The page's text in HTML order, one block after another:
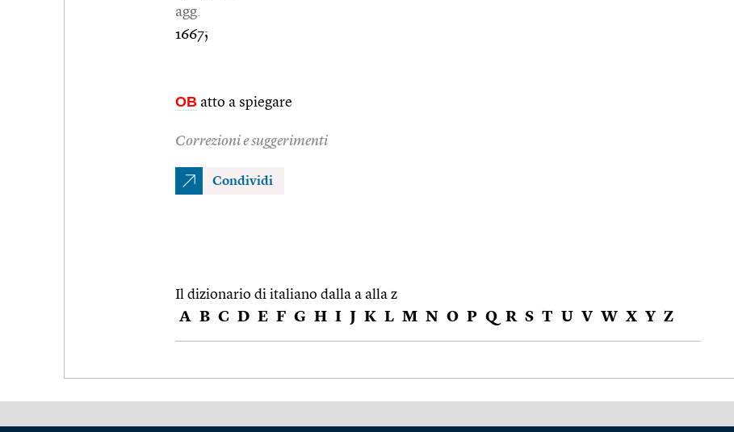
agg.
1667;
OB atto a spiegare
Correzioni e suggerimenti
Condividi
Il dizionario di italiano dalla a alla z
A B C D E F G H I J K L M N O P Q R S T U V W X Y Z